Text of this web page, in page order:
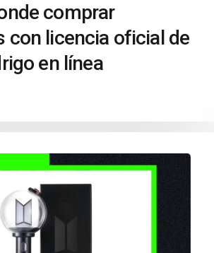
comprar
con licencia oficial de
en línea